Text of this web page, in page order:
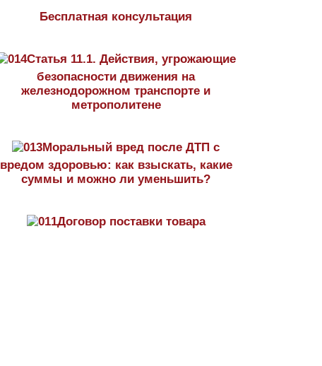
Бесплатная консультация
Статья 11.1. Действия, угрожающие
безопасности движения на
железнодорожном транспорте и
метрополитене
Моральный вред после ДТП с
вредом здоровью: как взыскать, какие
суммы и можно ли уменьшить?
Договор поставки товара